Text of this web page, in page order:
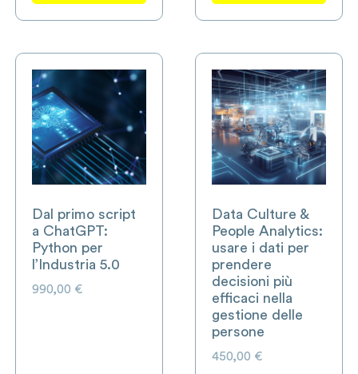
Dal primo script
a ChatGPT:
Python per
l’Industria 5.0
990,00 €
Data Culture &
People Analytics:
usare i dati per
prendere
decisioni più
efficaci nella
gestione delle
persone
450,00 €